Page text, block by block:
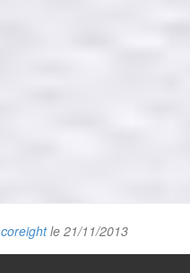
coreightle 21/11/2013